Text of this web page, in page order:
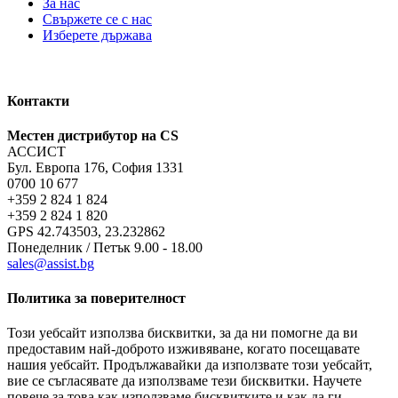
За нас
Свържете се с нас
Изберете държава
Контакти
Местен дистрибутор на CS
АССИСТ
Бул. Европа 176, София 1331
0700 10 677
+359 2 824 1 824
+359 2 824 1 820
GPS 42.743503, 23.232862
Понеделник / Петък 9.00 - 18.00
sales@assist.bg
Политика за поверителност
Този уебсайт използва бисквитки, за да ни помогне да ви
предоставим най-доброто изживяване, когато посещавате
нашия уебсайт. Продължавайки да използвате този уебсайт,
вие се съгласявате да използваме тези бисквитки. Научете